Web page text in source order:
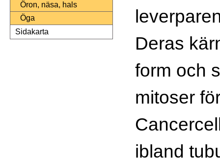
Öron, näsa, hals
Öga
Sidakarta
Deras
form och
mitoser
ibland